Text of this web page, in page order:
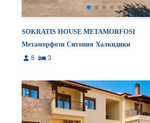
SOKRATIS HOUSE METAMORFOSI
Метаморфози Ситония Халкидики
8 3